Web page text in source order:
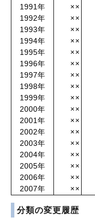
1991年
××
1992年
××
1993年
××
1994年
××
1995年
××
1996年
××
1997年
××
1998年
××
1999年
××
2000年
××
2001年
××
2002年
××
2003年
××
2004年
××
2005年
××
2006年
××
2007年
××
分類の変更履歴